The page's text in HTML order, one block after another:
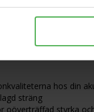
hos din
sträng
oöverträffad styrka